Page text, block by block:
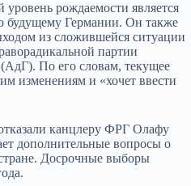
рождаемости является
будущему Германии. Он также
из сложившейся ситуации
партии
По его словам, текущее
изменениям и «хочет ввести
канцлеру ФРГ Олафу
дополнительные вопросы о
Досрочные выборы